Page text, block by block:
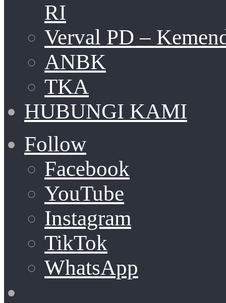
RI
Verval PD –
ANBK
TKA
HUBUNGI KAMI
Follow
Facebook
YouTube
Instagram
TikTok
WhatsApp